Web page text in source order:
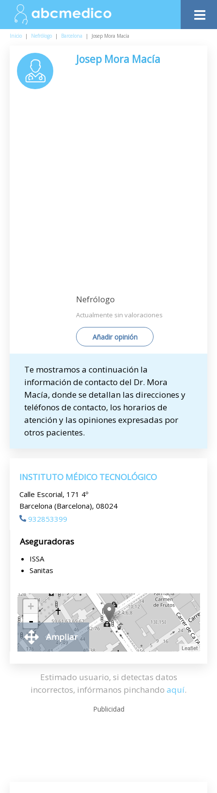
Inicio | Nefrólogo | Barcelona | Josep Mora Macía
Josep Mora Macía
Nefrólogo
Actualmente sin valoraciones
Añadir opinión
Te mostramos a continuación la
información de contacto del Dr. Mora
Macía, donde se detallan las direcciones y
teléfonos de contacto, los horarios de
atención y las opiniones expresadas por
otros pacientes.
INSTITUTO MÉDICO TECNOLÓGICO
Calle Escorial, 171 4º
Barcelona (Barcelona), 08024
932853399
Aseguradoras
ISSA
Sanitas
+
-
Leaflet
Ampliar
Estimado usuario, si detectas datos
incorrectos, infórmanos pinchando aquí.
Publicidad